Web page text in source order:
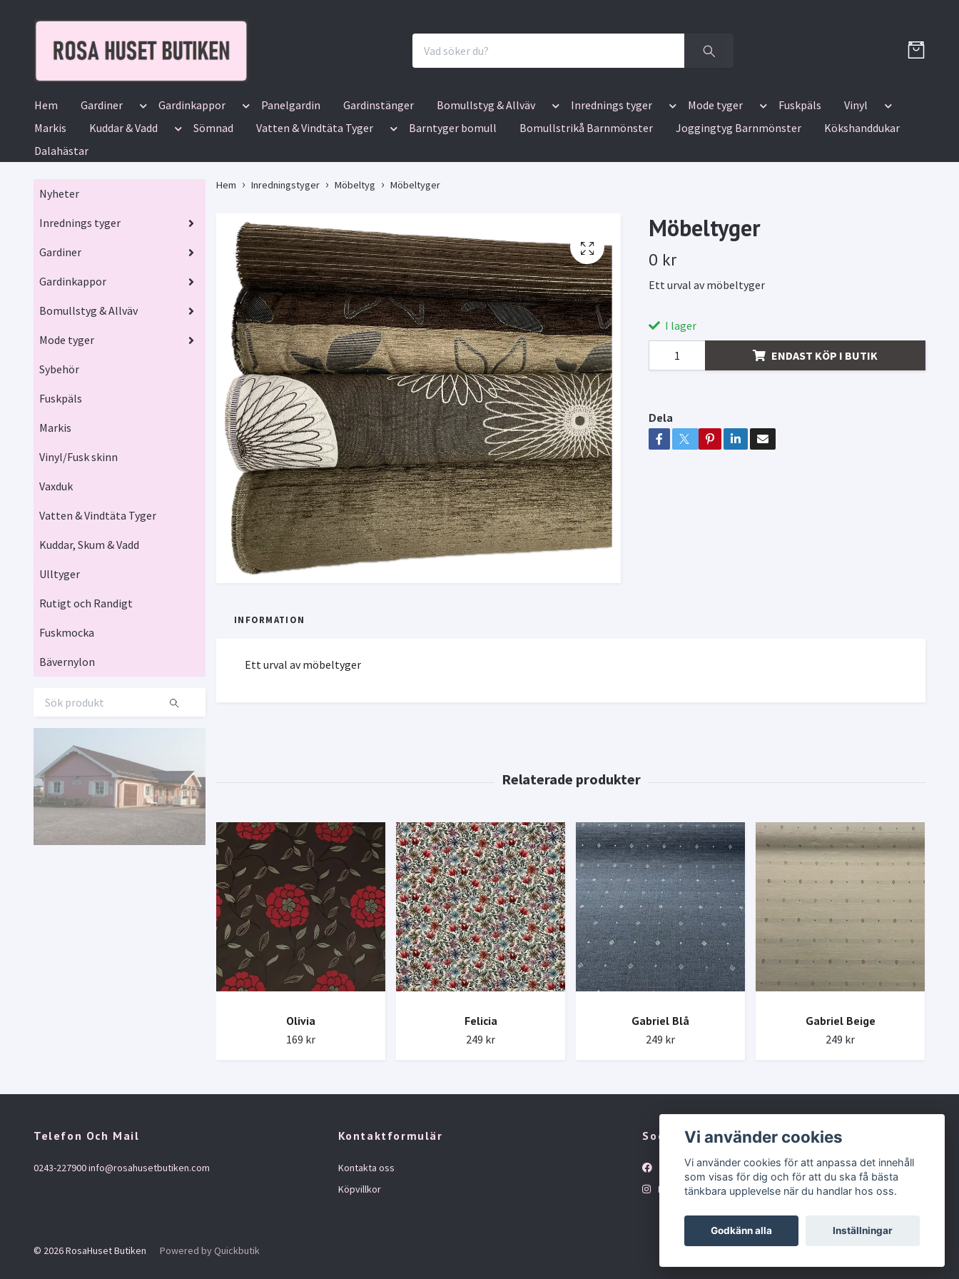
Hem Gardiner Gardinkappor Panelgardin Gardinstänger Bomullstyg & Allväv Inrednings tyger Mode tyger Fuskpäls
Vinyl
Markis
Kuddar & Vadd Sömnad Vatten & Vindtäta Tyger Barntyger bomull Bomullstrikå Barnmönster Joggingtyg Barnmönster
Kökshanddukar
Dalahästar
Nyheter
Inrednings tyger
Gardiner
Gardinkappor
Bomullstyg & Allväv
Mode tyger
Sybehör
Fuskpäls
Markis
Vinyl/Fusk skinn
Vaxduk
Vatten & Vindtäta Tyger
Kuddar, Skum & Vadd
Ulltyger
Rutigt och Randigt
Fuskmocka
Bävernylon
Hem Inredningstyger Möbeltyg Möbeltyger
Möbeltyger
0 kr
Ett urval av möbeltyger
I lager
ENDAST KÖP I BUTIK
Dela
INFORMATION
Ett urval av möbeltyger
Olivia
169 kr
Felicia
249 kr
Gabriel Blå
249 kr
Gabriel Beige
249 kr
Telefon Och Mail
0243-227900info@rosahusetbutiken.com
Kontaktformulär
Kontakta oss
Köpvillkor
Sociala medier
Facebook
Instagram
© 2026 RosaHuset Butiken Powered by Quickbutik
Vi använder cookies
Vi använder cookies för att anpassa det innehåll
som visas för dig och för att du ska få bästa
tänkbara upplevelse när du handlar hos oss.
Godkänn alla Inställningar